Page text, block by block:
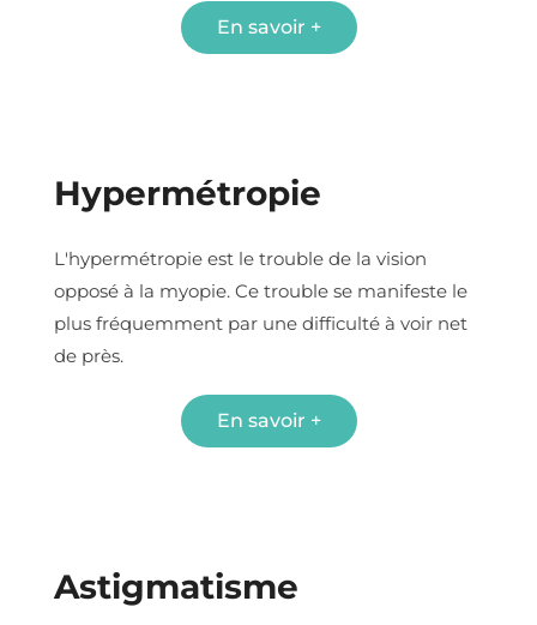
En savoir +
Hypermétropie
L'hypermétropie est le trouble de la vision
opposé à la myopie. Ce trouble se manifeste le
plus fréquemment par une difficulté à voir net
de près.
En savoir +
Astigmatisme